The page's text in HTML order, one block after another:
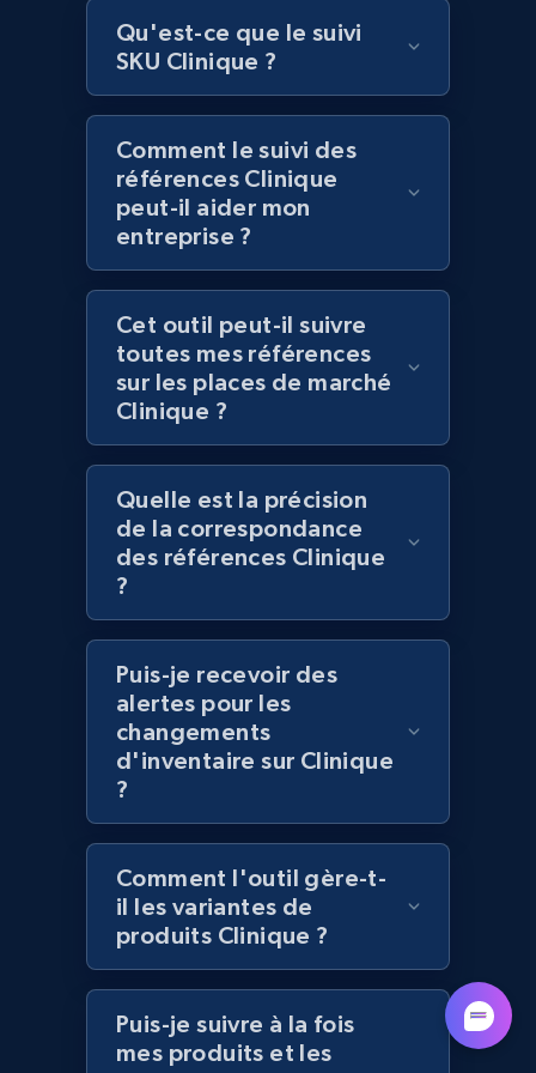
Lazada - Products
URL, Title, Rating, Reviews, Initial price, Final
price, Currency, Stock, and more.
991+ 165+ Commencer
Lazada - Products - Discover products by
keyword
URL, Title, Rating, Reviews, Initial price, Final
price, Currency, Stock, and more.
Lazada - Products - Discover products by
category URL or brand URL
URL, Title, Rating, Reviews, Initial price, Final
price, Currency, Stock, and more.
991+ 165+
Lazada - Products - Discover products by
seller URL
URL, Title, Rating, Reviews, Initial price, Final
price, Currency, Stock, and more.
Qu'est-ce que le suivi
SKU Clinique ?
Comment le suivi des
références Clinique
peut-il aider mon
entreprise ?
Cet outil peut-il suivre
toutes mes références
sur les places de marché
Clinique ?
Quelle est la précision
de la correspondance
des références Clinique
?
Puis-je recevoir des
alertes pour les
changements
d'inventaire sur Clinique
?
Comment l'outil gère-t-
il les variantes de
produits Clinique ?
Puis-je suivre à la fois
mes produits et les